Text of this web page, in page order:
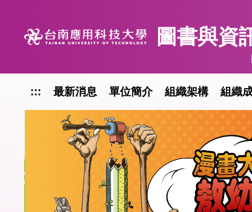
圖書與資
::: 最新消息 單位簡介 組織架構 組織